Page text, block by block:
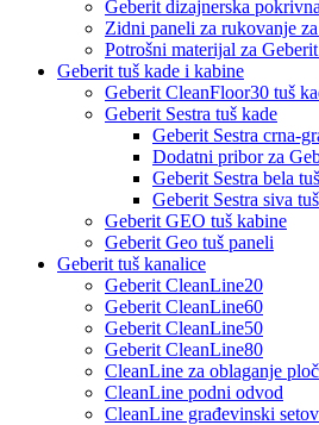
Geberit dizajnerska
Zidni paneli za rukovanje
Potrošni materijal za
Geberit tuš kade i kabine
Geberit CleanFloor30 tuš
Geberit Sestra tuš kade
Geberit Sestra crna-
Dodatni pribor za
Geberit Sestra bela
Geberit Sestra siva
Geberit GEO tuš kabine
Geberit Geo tuš paneli
Geberit tuš kanalice
Geberit CleanLine20
Geberit CleanLine60
Geberit CleanLine50
Geberit CleanLine80
CleanLine za oblaganje
CleanLine podni odvod
CleanLine građevinski